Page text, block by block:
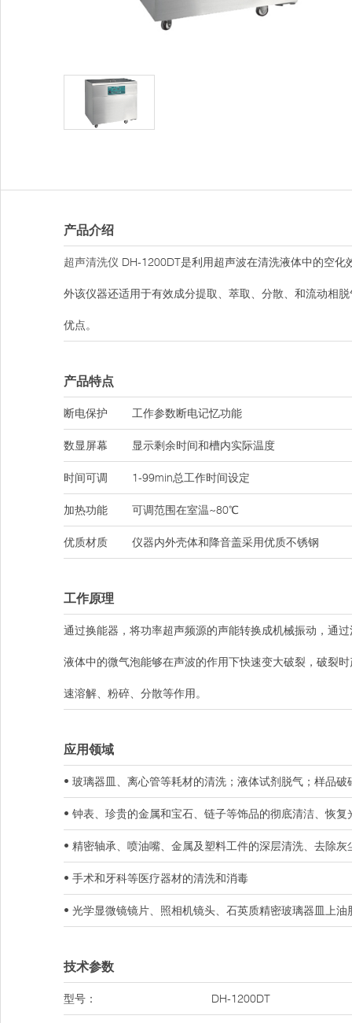
产品介绍
超声清洗仪 DH-1200DT是利用超声波在清洗液体中的空
外该仪器还适用于有效成分提取、萃取、分散、和流动相
优点。
产品特点
断电保护 工作参数断电记忆功能
数显屏幕 显示剩余时间和槽内实际温度
时间可调 1-99min总工作时间设定
加热功能 可调范围在室温~80℃
优质材质 仪器内外壳体和降音盖采用优质不锈钢
工作原理
通过换能器，将功率超声频源的声能转换成机械振动，通
液体中的微气泡能够在声波的作用下快速变大破裂，破裂
速溶解、粉碎、分散等作用。
应用领域
• 玻璃器皿、离心管等耗材的清洗；液体试剂脱气；样品破
• 钟表、珍贵的金属和宝石、链子等饰品的彻底清洁、恢复
• 精密轴承、喷油嘴、金属及塑料工件的深层清洗、去除灰
• 手术和牙科等医疗器材的清洗和消毒
• 光学显微镜镜片、照相机镜头、石英质精密玻璃器皿上油
技术参数
型号： DH-1200DT